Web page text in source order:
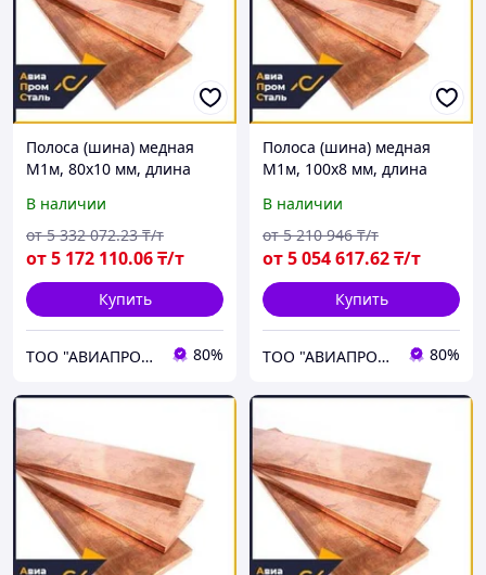
Полоса (шина) медная
М1м, 80х10 мм, длина
В наличии
от5 172 110.06₸/т
от 5 332 072.23 ₸/т
Купить
ТОО "АВИАПРОМСТАЛЬ" 80%
Полоса (шина) медная
М1м, 100х8 мм, длина
В наличии
от5 054 617.62₸/т
от 5 210 946 ₸/т
Купить
ТОО "АВИАПРОМСТАЛЬ" 80%